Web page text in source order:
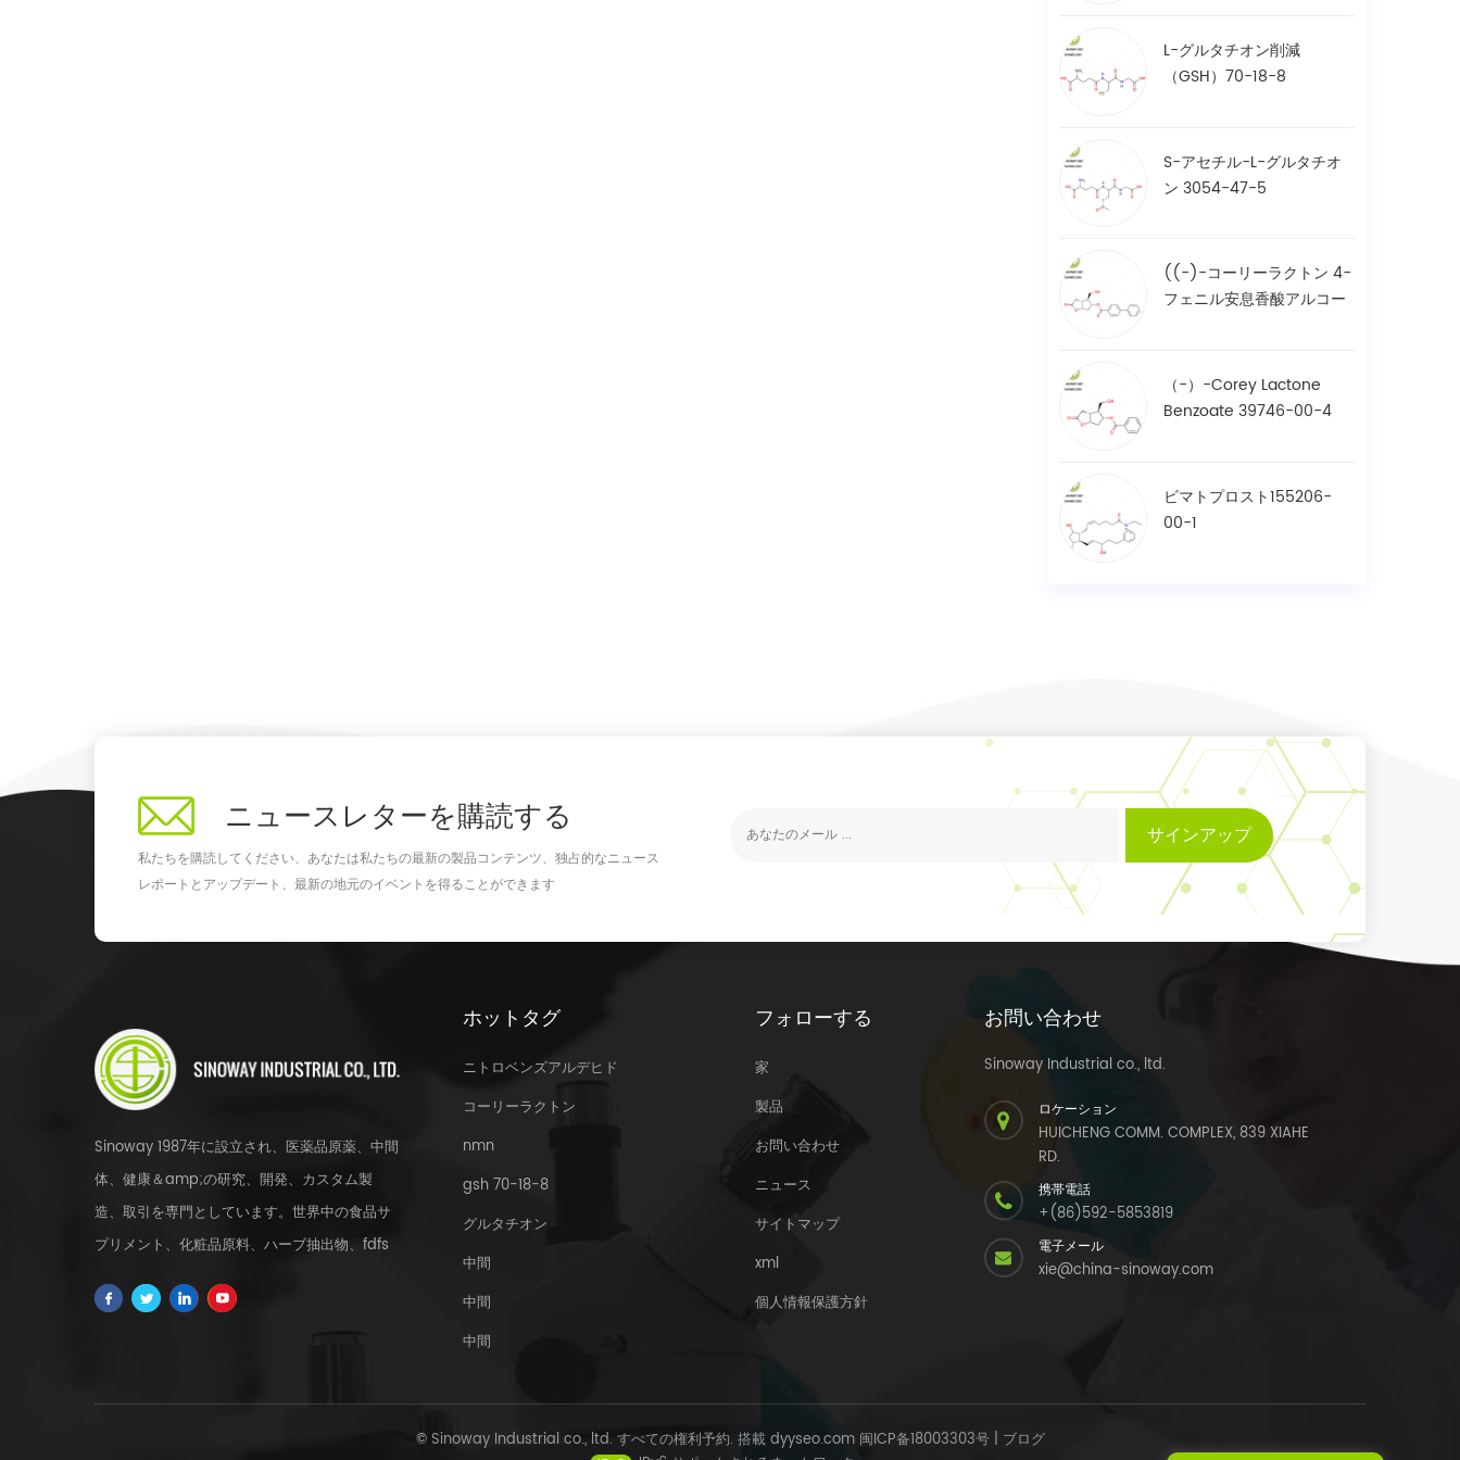
L-グルタチオン削減
（GSH）70-18-8
S-アセチル-L-グルタチオ
ン 3054-47-5
((-)-コーリーラクトン 4-
フェニル安息香酸アルコー
（-）-Corey Lactone
Benzoate 39746-00-4
ビマトプロスト155206-
00-1
ニュースレターを購読する
私たちを購読してください、あなたは私たちの最新の製品コンテンツ、独占的なニュース
レポートとアップデート、最新の地元のイベントを得ることができます
サインアップ
Sinoway 1987年に設立され、医薬品原薬、中間
体、健康＆amp;の研究、開発、カスタム製
造、取引を専門としています。世界中の食品サ
プリメント、化粧品原料、ハーブ抽出物、fdfs
ホットタグ
ニトロベンズアルデヒド
コーリーラクトン
nmn
gsh 70-18-8
グルタチオン
中間
中間
中間
フォローする
家
製品
お問い合わせ
ニュース
サイトマップ
xml
個人情報保護方針
お問い合わせ
Sinoway Industrial co., ltd.
ロケーション
HUICHENG COMM. COMPLEX, 839 XIAHE
RD.
携帯電話
+(86)592-5853819
電子メール
xie@china-sinoway.com
© Sinoway Industrial co., ltd. すべての権利予約. 搭載dyyseo.com 闽ICP备18003303号| ブログ